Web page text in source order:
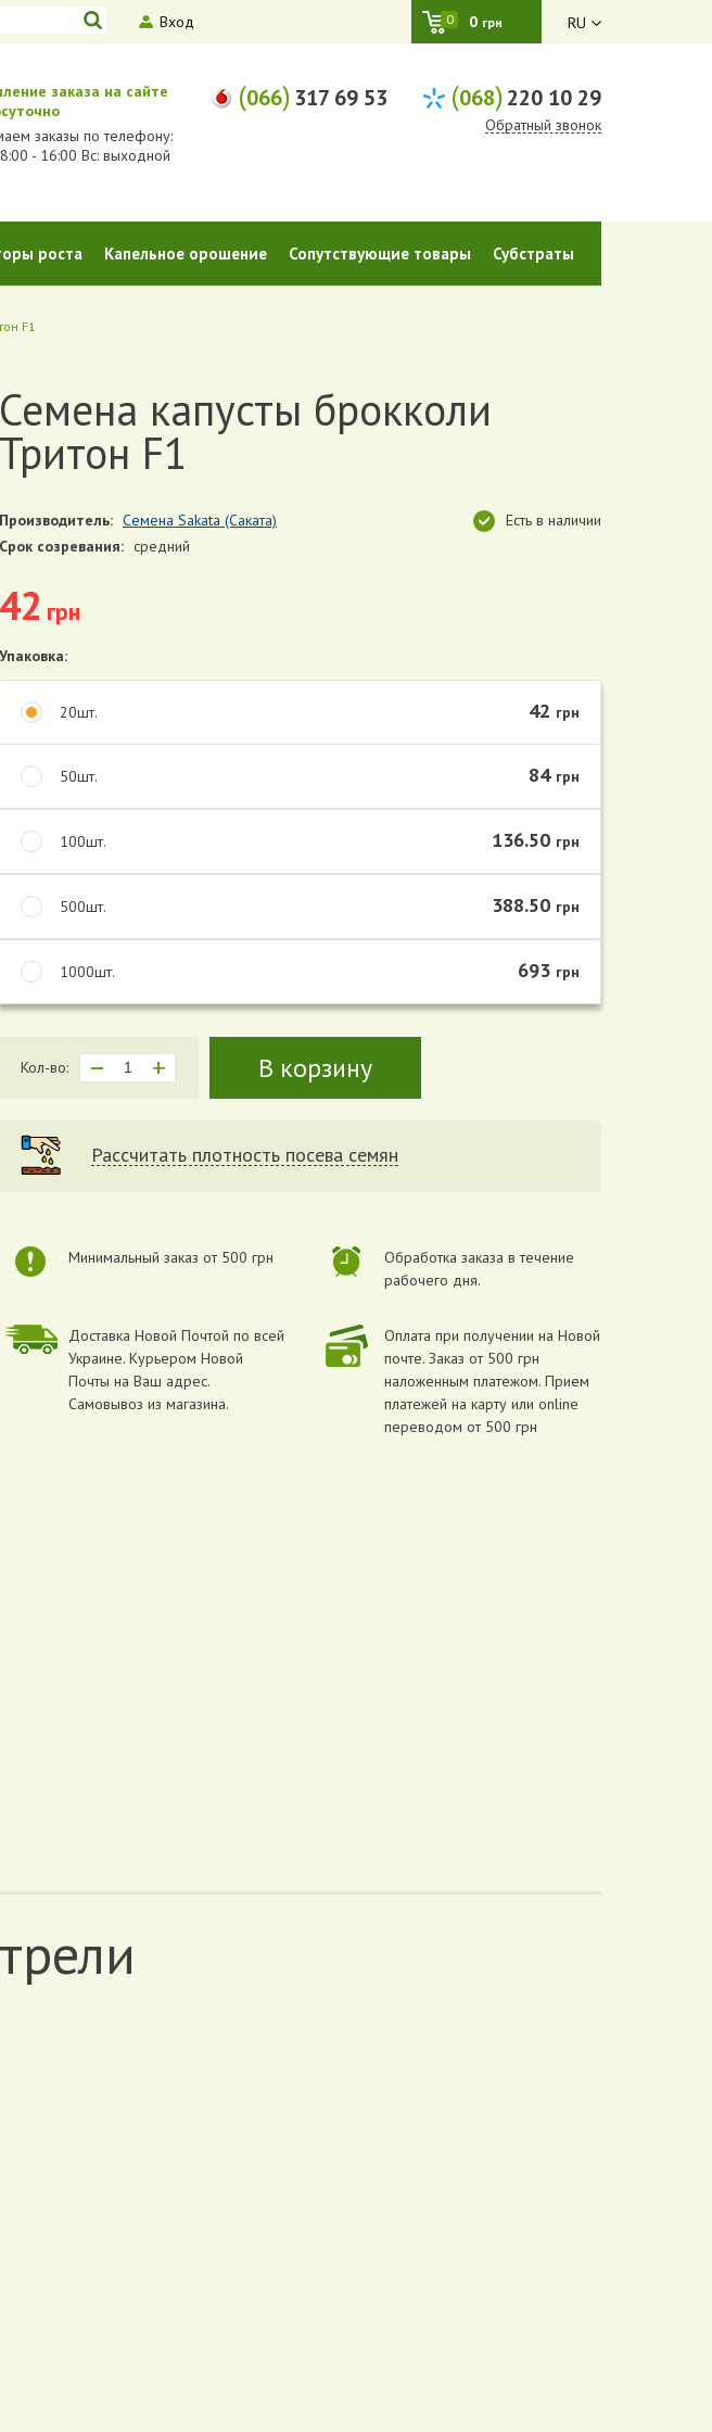
0 0 грн
Вход RU
заказа на сайте
заказы по телефону:
- 16:00 Вс: выходной
(066) 317 69 53 (068)220 10 29
Обратный звонок
роста Капельное орошение Сопутствующие товары Субстраты
F1
Семена капусты брокколи
Тритон F1
Есть в наличии
Производитель: Семена Sakata (Саката)
Срок созревания: средний
42 грн
Упаковка:
20шт. 42 грн
50шт. 84 грн
100шт. 136.50 грн
500шт. 388.50 грн
1000шт. 693 грн
Кол-во: В корзину
Раcсчитать плотность посева семян
Минимальный заказ от 500 грн
Обработка заказа в течение
рабочего дня.
Доставка Новой Почтой по всей
Украине. Курьером Новой
Почты на Ваш адрес.
Самовывоз из магазина.
Оплата при получении на Новой
почте. Заказ от 500 грн
наложенным платежом. Прием
платежей на карту или online
переводом от 500 грн